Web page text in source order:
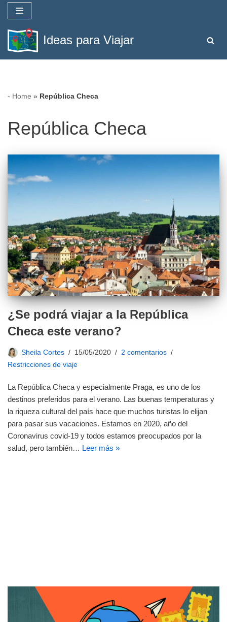
Saltar
al
contenido
Ideas para Viajar
- Home » República Checa
República Checa
¿Se podrá viajar a la República
Checa este verano?
Sheila Cortes 15/05/2020
2 comentarios
Restricciones de viaje
La República Checa y especialmente Praga, es uno de los
destinos preferidos para el verano. Las buenas temperaturas y
la riqueza cultural del país hace que muchos turistas lo elijan
para pasar sus vacaciones. Estamos en 2020, año del
Coronavirus covid-19 y todos estamos preocupados por la
salud, pero también… Leer más »